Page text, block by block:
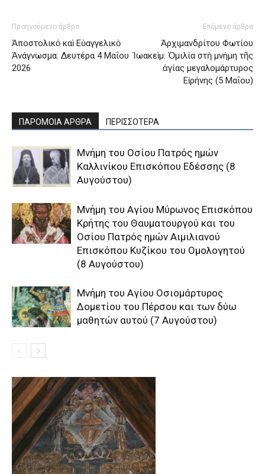
Προηγούμενο άρθρο
Ἀποστολικὸ καὶ Εὐαγγελικὸ
Ἀνάγνωσμα: Δευτέρα 4 Μαΐου
2026
Επόμενο άρθρο
Ἀρχιμανδρίτου Φωτίου
Ἰωακεὶμ: Ὁμιλία στὴ μνήμη τῆς
ἁγίας μεγαλομάρτυρος
Εἰρήνης (5 Μαΐου)
ΠΑΡΟΜΟΙΑ ΑΡΘΡΑ ΠΕΡΙΣΣΟΤΕΡΑ
Μνήμη του Οσίου Πατρός ημών
Καλλινίκου Επισκόπου Εδέσσης (8
Αυγούστου)
Μνήμη του Aγίου Mύρωνος Eπισκόπου
Kρήτης του Θαυματουργού και του
Oσίου Πατρός ημών Aιμιλιανού
Eπισκόπου Kυζίκου του Oμολογητού
(8 Αυγούστου)
Μνήμη του Aγίου Oσιομάρτυρος
Δομετίου του Πέρσου και των δύω
μαθητών αυτού (7 Αυγούστου)